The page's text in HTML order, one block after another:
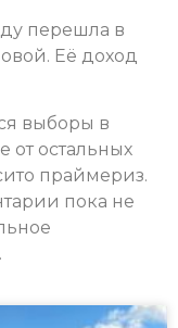
перешла в
Её доход
выборы в
от остальных
праймериз.
пока не